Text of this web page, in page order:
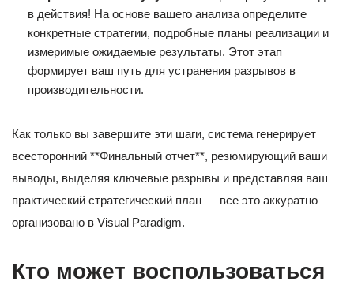
в действия! На основе вашего анализа определите
конкретные стратегии, подробные планы реализации и
измеримые ожидаемые результаты. Этот этап
формирует ваш путь для устранения разрывов в
производительности.
Как только вы завершите эти шаги, система генерирует
всесторонний **Финальный отчет**, резюмирующий ваши
выводы, выделяя ключевые разрывы и представляя ваш
практический стратегический план — все это аккуратно
организовано в Visual Paradigm.
Кто может воспользоваться